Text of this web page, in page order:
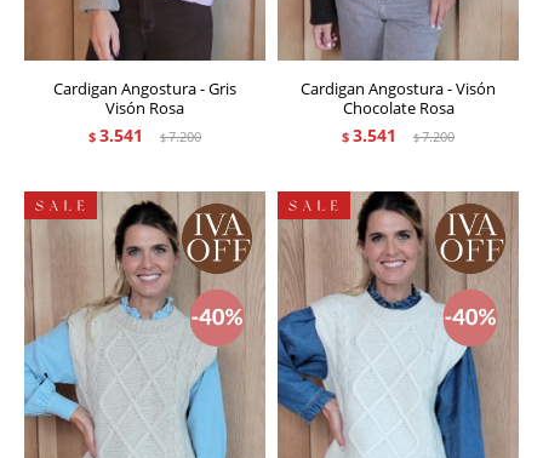
Cardigan Angostura - Gris
Visón Rosa
$ 3.541 $7.200
Cardigan Angostura - Visón
Chocolate Rosa
$ 3.541 $7.200